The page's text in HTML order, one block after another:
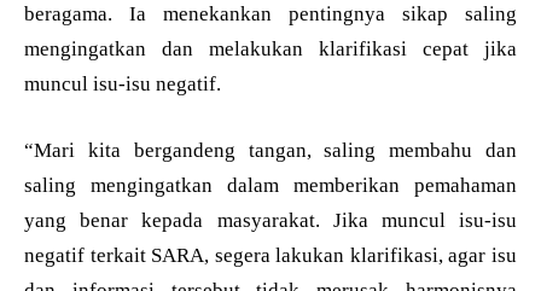
beragama. Ia menekankan pentingnya sikap saling
mengingatkan dan melakukan klarifikasi cepat jika
muncul isu-isu negatif.
“Mari kita bergandeng tangan, saling membahu dan
saling mengingatkan dalam memberikan pemahaman
yang benar kepada masyarakat. Jika muncul isu-isu
negatif terkait SARA, segera lakukan klarifikasi, agar isu